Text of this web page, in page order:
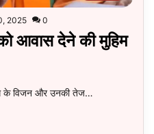
2025 0
आवास देने की मुहिम
के विजन और उनकी तेज…